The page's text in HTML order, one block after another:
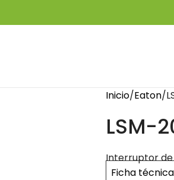
Inicio Eaton
LSM-
Interruptor de
Ficha técnica